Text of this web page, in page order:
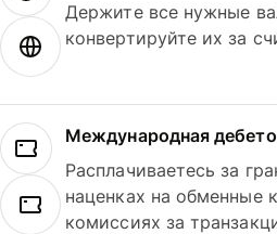
Держите все нужные
конвертируйте их за
Международная
Расплачиваетесь за
наценках на обменные
комиссиях за